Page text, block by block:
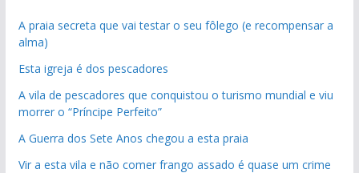
A praia secreta que vai testar o seu fôlego (e recompensar a
alma)
Esta igreja é dos pescadores
A vila de pescadores que conquistou o turismo mundial e viu
morrer o “Príncipe Perfeito”
A Guerra dos Sete Anos chegou a esta praia
Vir a esta vila e não comer frango assado é quase um crime